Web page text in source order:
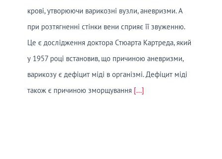
крові, утворюючи варикозні вузли, аневризми. А
при розтягненні стінки вени сприяє її звуженню.
Це є дослідження доктора Стюарта Картреда, який
у 1957 році встановив, що причиною аневризми,
варикозу є дефіцит міді в організмі. Дефіцит міді
також є причиною зморщування [...]